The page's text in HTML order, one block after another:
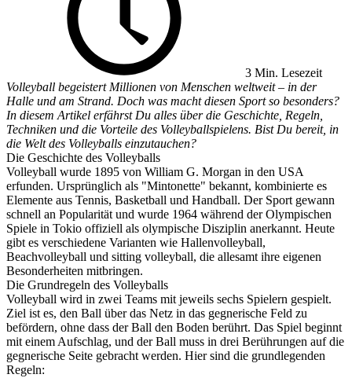
3 Min. Lesezeit
Volleyball begeistert Millionen von Menschen weltweit – in der
Halle und am Strand. Doch was macht diesen Sport so besonders?
In diesem Artikel erfährst Du alles über die Geschichte, Regeln,
Techniken und die Vorteile des Volleyballspielens. Bist Du bereit, in
die Welt des Volleyballs einzutauchen?
Die Geschichte des Volleyballs
Volleyball wurde 1895 von William G. Morgan in den USA
erfunden. Ursprünglich als "Mintonette" bekannt, kombinierte es
Elemente aus Tennis, Basketball und Handball. Der Sport gewann
schnell an Popularität und wurde 1964 während der Olympischen
Spiele in Tokio offiziell als olympische Disziplin anerkannt. Heute
gibt es verschiedene Varianten wie Hallenvolleyball,
Beachvolleyball und sitting volleyball, die allesamt ihre eigenen
Besonderheiten mitbringen.
Die Grundregeln des Volleyballs
Volleyball wird in zwei Teams mit jeweils sechs Spielern gespielt.
Ziel ist es, den Ball über das Netz in das gegnerische Feld zu
befördern, ohne dass der Ball den Boden berührt. Das Spiel beginnt
mit einem Aufschlag, und der Ball muss in drei Berührungen auf die
gegnerische Seite gebracht werden. Hier sind die grundlegenden
Regeln: